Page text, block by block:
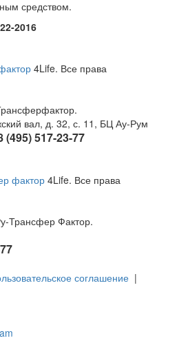
средством.
2016
4Life. Все права
вал, д. 32, с. 11, БЦ Ау-Рум
(495) 517-23-77
фактор 4Life. Все права
Трансфер Фактор.
соглашение |